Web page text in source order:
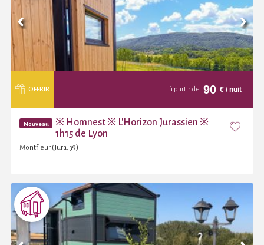
OFFRIR à partir de 90 € / nuit
Nouveau
※ Homnest ※ L'Horizon Jurassien ※
1h15 de Lyon
Montfleur (Jura, 39)